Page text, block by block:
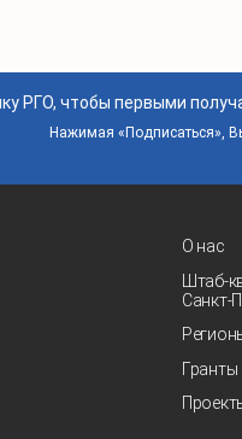
РГО, чтобы первыми
Нажимая «Подписаться»,
О нас
Штаб-
Гранты